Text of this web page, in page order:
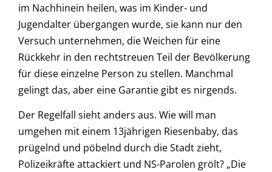
im Nachhinein heilen, was im Kinder- und
Jugendalter übergangen wurde, sie kann nur den
Versuch unternehmen, die Weichen für eine
Rückkehr in den rechtstreuen Teil der Bevölkerung
für diese einzelne Person zu stellen. Manchmal
gelingt das, aber eine Garantie gibt es nirgends.
Der Regelfall sieht anders aus. Wie will man
umgehen mit einem 13jährigen Riesenbaby, das
prügelnd und pöbelnd durch die Stadt zieht,
Polizeikräfte attackiert und NS-Parolen grölt? „Die